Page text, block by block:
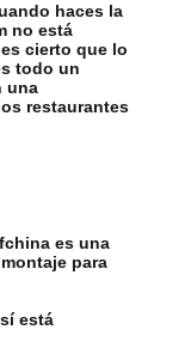
haces la
no está
cierto que lo
todo un
una
restaurantes
es una
para
está